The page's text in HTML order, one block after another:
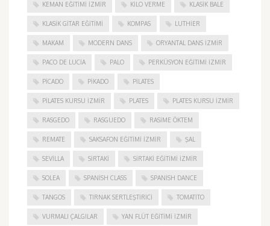
KEMAN EĞITIMI İZMIR KILO VERME KLASIK BALE
KLASIK GITAR EĞITIMI KOMPAS LUTHIER
MAKAM MODERN DANS ORYANTAL DANS İZMIR
PACO DE LUCIA PALO PERKÜSYON EĞITIMI İZMIR
PICADO PIKADO PILATES
PILATES KURSU İZMIR PLATES PLATES KURSU İZMIR
RASGEDO RASGUEDO RASIME ÖKTEM
REMATE SAKSAFON EĞITIMI İZMIR ŞAL
SEVILLA SIRTAKI SIRTAKI EĞITIMI İZMIR
SOLEA SPANISH CLASS SPANISH DANCE
TANGOS TIRNAK SERTLEŞTIRICI TOMATITO
VURMALI ÇALGILAR YAN FLÜT EĞITIMI İZMIR